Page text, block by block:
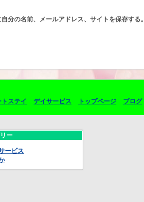
分の名前、メールアドレス、サイトを保存する。
トステイ デイサービス トップページ ブログ
ー
ービス